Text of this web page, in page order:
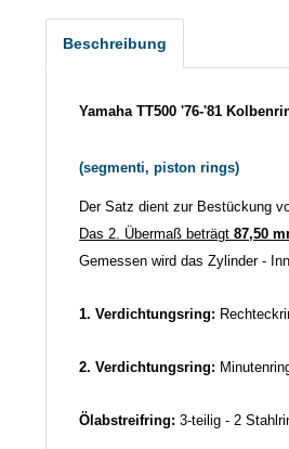
Beschreibung
Yamaha TT500 '76-'81
(segmenti, piston rings)
Der Satz dient zur Bestückung
Das 2. Übermaß beträgt 87,50
Gemessen wird das Zylinder -
1. Verdichtungsring:
2. Verdichtungsring:
Ölabstreifring: 3-teilig - 2